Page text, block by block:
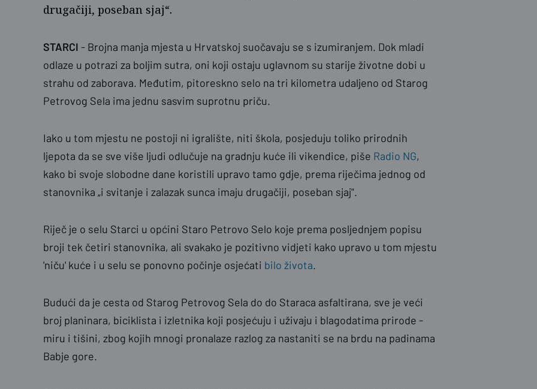
drugačiji, poseban sjaj“.
STARCI - Brojna manja mjesta u Hrvatskoj suočavaju se s izumiranjem. Dok mladi
odlaze u potrazi za boljim sutra, oni koji ostaju uglavnom su starije životne dobi u
strahu od zaborava. Međutim, pitoreskno selo na tri kilometra udaljeno od Starog
Petrovog Sela ima jednu sasvim suprotnu priču.
Iako u tom mjestu ne postoji ni igralište, niti škola, posjeduju toliko prirodnih
ljepota da se sve više ljudi odlučuje na gradnju kuće ili vikendice, piše Radio NG,
kako bi svoje slobodne dane koristili upravo tamo gdje, prema riječima jednog od
stanovnika „i svitanje i zalazak sunca imaju drugačiji, poseban sjaj".
Riječ je o selu Starci u općini Staro Petrovo Selo koje prema posljednjem popisu
broji tek četiri stanovnika, ali svakako je pozitivno vidjeti kako upravo u tom mjestu
'niču' kuće i u selu se ponovno počinje osjećati bilo života.
Budući da je cesta od Starog Petrovog Sela do do Staraca asfaltirana, sve je veći
broj planinara, biciklista i izletnika koji posjećuju i uživaju i blagodatima prirode -
miru i tišini, zbog kojih mnogi pronalaze razlog za nastaniti se na brdu na padinama
Babje gore.